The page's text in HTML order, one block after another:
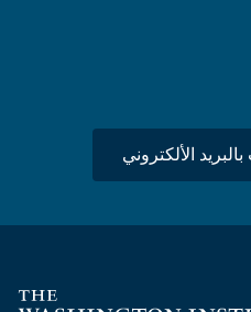
الألكتروني